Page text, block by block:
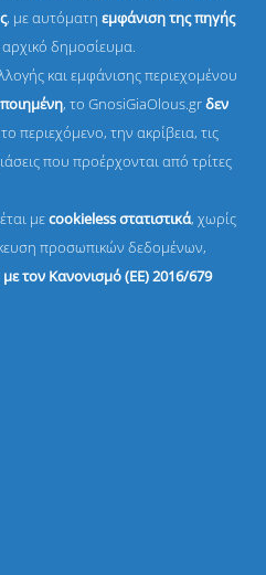
, με αυτόματηεμφάνιση της πηγής
δημοσίευμα.
και εμφάνισης περιεχομένου
, το GnosiGiaOlous.grδεν
περιεχόμενο, την ακρίβεια, τις
που προέρχονται από τρίτες
μεcookieless στατιστικά, χωρίς
προσωπικών δεδομένων,
τον Κανονισμό (ΕΕ) 2016/679